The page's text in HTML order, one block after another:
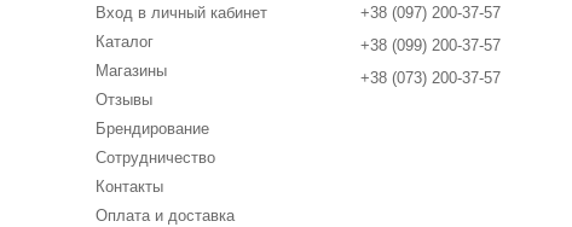
Вход в личный кабинет
Каталог
Магазины
Отзывы
Брендирование
Сотрудничество
Контакты
Оплата и доставка
+38 (097) 200-37-57
+38 (099) 200-37-57
+38 (073) 200-37-57